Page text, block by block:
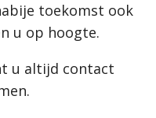
toekomst ook
u op hoogte.
u altijd contact